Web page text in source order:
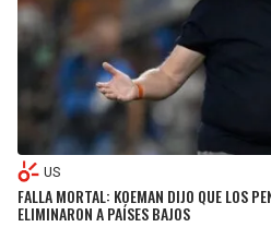
US
FALLA MORTAL: KOEMAN DIJO QUE LOS
ELIMINARON A PAÍSES BAJOS